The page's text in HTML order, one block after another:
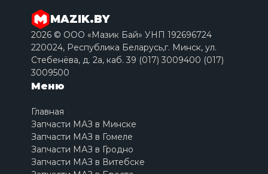
MAZIK.BY
2026 © ООО «Мазик Бай» УНП 192696724
220024, Республика Беларусь,г. Минск, ул.
Стебенёва, д. 2a, каб. 39 (017) 3009400 (017)
3009500
Меню
Главная
Запчасти МАЗ в Минске
Запчасти МАЗ в Гомеле
Запчасти МАЗ в Гродно
Запчасти МАЗ в Витебске